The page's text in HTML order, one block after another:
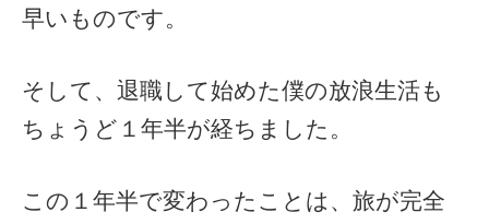
早いものです。
そして、退職して始めた僕の放浪生活も
ちょうど１年半が経ちました。
この１年半で変わったことは、旅が完全